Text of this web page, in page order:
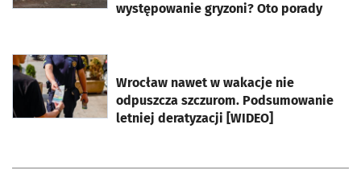
występowanie gryzoni? Oto porady
Wrocław nawet w wakacje nie
odpuszcza szczurom. Podsumowanie
letniej deratyzacji [WIDEO]
otworzy się w nowej karcie